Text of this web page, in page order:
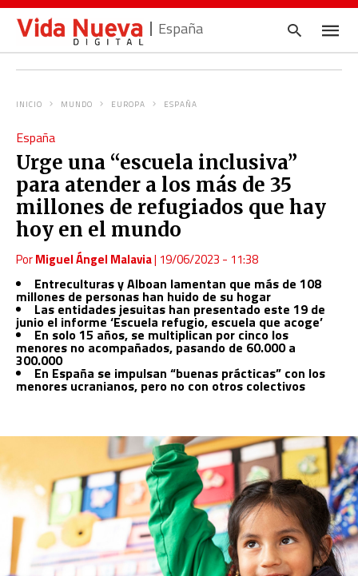
España
INICIO MUNDO EUROPA ESPAÑA
España
Urge una “escuela inclusiva”
para atender a los más de 35
millones de refugiados que hay
hoy en el mundo
PorMiguel Ángel Malavia| 19/06/2023 - 11:38
Entreculturas y Alboan lamentan que más de 108
millones de personas han huido de su hogar
Las entidades jesuitas han presentado este 19 de
junio el informe ‘Escuela refugio, escuela que acoge’
En solo 15 años, se multiplican por cinco los
menores no acompañados, pasando de 60.000 a
300.000
En España se impulsan “buenas prácticas” con los
menores ucranianos, pero no con otros colectivos